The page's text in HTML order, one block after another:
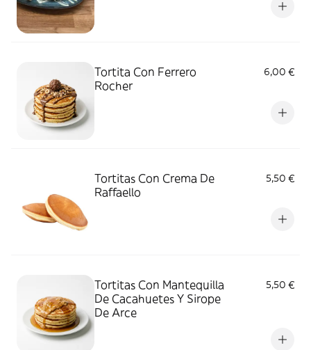
Tortita Con Ferrero
Rocher
6,00 €
Tortitas Con Crema De
Raffaello
5,50 €
Tortitas Con Mantequilla
De Cacahuetes Y Sirope
De Arce
5,50 €